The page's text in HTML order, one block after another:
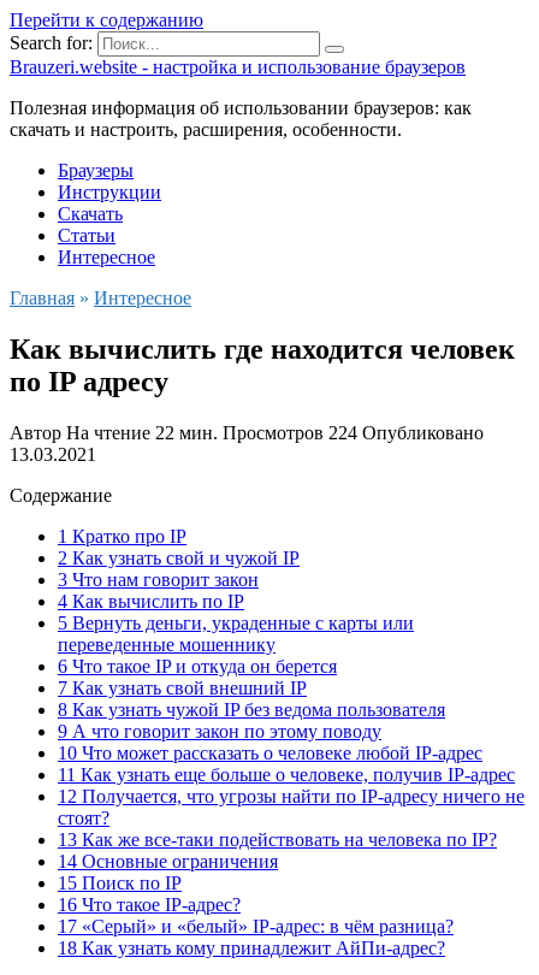
Перейти к содержанию
Search for:
Brauzeri.website - настройка и использование браузеров
Полезная информация об использовании браузеров: как
скачать и настроить, расширения, особенности.
Браузеры
Инструкции
Скачать
Статьи
Интересное
Главная » Интересное
Как вычислить где находится человек
по IP адресу
Автор На чтение 22 мин. Просмотров 224 Опубликовано
13.03.2021
Содержание
1 Кратко про IP
2 Как узнать свой и чужой IP
3 Что нам говорит закон
4 Как вычислить по IP
5 Вернуть деньги, украденные с карты или
переведенные мошеннику
6 Что такое IP и откуда он берется
7 Как узнать свой внешний IP
8 Как узнать чужой IP без ведома пользователя
9 А что говорит закон по этому поводу
10 Что может рассказать о человеке любой IP-адрес
11 Как узнать еще больше о человеке, получив IP-адрес
12 Получается, что угрозы найти по IP-адресу ничего не
стоят?
13 Как же все-таки подействовать на человека по IP?
14 Основные ограничения
15 Поиск по IP
16 Что такое IP-адрес?
17 «Серый» и «белый» IP-адрес: в чём разница?
18 Как узнать кому принадлежит АйПи-адрес?